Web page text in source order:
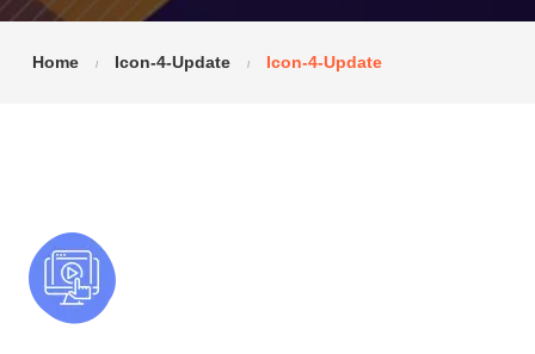
Home Icon-4-Update Icon-4-Update